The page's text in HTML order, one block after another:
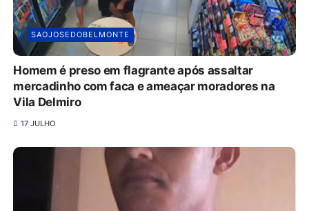
SAOJOSEDOBELMONTE
Homem é preso em flagrante após assaltar
mercadinho com faca e ameaçar moradores na
Vila Delmiro
17 JULHO